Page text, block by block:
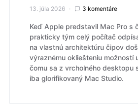
13. júla 2026 3 komentáre
Keď Apple predstavil Mac Pro s
prakticky tým celý počítač
na vlastnú architektúru čipov
výraznému okliešteniu možností
čomu sa z vrcholného desktopu
iba glorifikovaný Mac Studio.